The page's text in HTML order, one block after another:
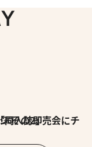
会にチャレンジ その2」